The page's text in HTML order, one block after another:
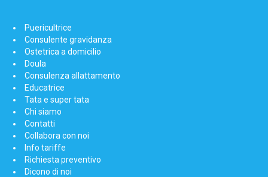
Puericultrice
Consulente gravidanza
Ostetrica a domicilio
Doula
Consulenza allattamento
Educatrice
Tata e super tata
Chi siamo
Contatti
Collabora con noi
Info tariffe
Richiesta preventivo
Dicono di noi